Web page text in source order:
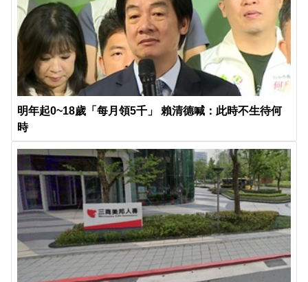
明年起0~18歲「每月領5千」 賴清德喊：此時不生待何
時